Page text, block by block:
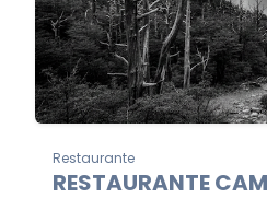
Restaurante
RESTAURANTE